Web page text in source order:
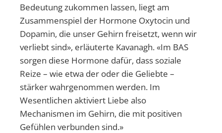
Bedeutung zukommen lassen, liegt am
Zusammenspiel der Hormone Oxytocin und
Dopamin, die unser Gehirn freisetzt, wenn wir
verliebt sind», erläuterte Kavanagh. «Im BAS
sorgen diese Hormone dafür, dass soziale
Reize – wie etwa der oder die Geliebte –
stärker wahrgenommen werden. Im
Wesentlichen aktiviert Liebe also
Mechanismen im Gehirn, die mit positiven
Gefühlen verbunden sind.»